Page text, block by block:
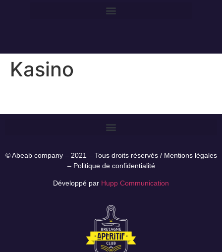
Kasino
© Abeab company – 2021 – Tous droits réservés / Mentions légales
– Politique de confidentialité
Développé par Hupp Communication